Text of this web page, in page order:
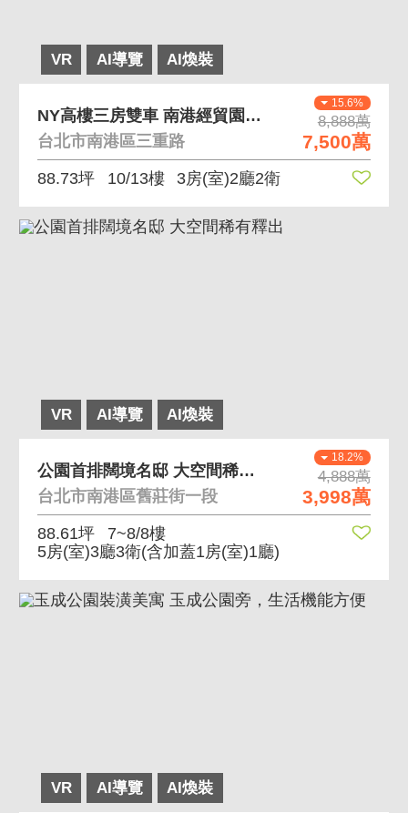
VR AI導覽 AI煥裝
15.6%
8,888萬
7,500萬
NY高樓三房雙車 南港經貿園區紐約花園
台北市南港區三重路
88.73坪 10/13樓 3房(室)2廳2衛
VR AI導覽 AI煥裝
18.2%
4,888萬
3,998萬
公園首排闊境名邸 大空間稀有釋出
台北市南港區舊莊街一段
88.61坪
7~8/8樓
5房(室)3廳3衛(含加蓋1房(室)1廳)
VR AI導覽 AI煥裝